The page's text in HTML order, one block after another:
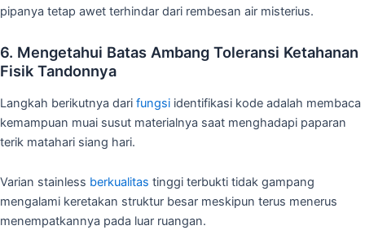
pipanya tetap awet terhindar dari rembesan air misterius.
6. Mengetahui Batas Ambang Toleransi Ketahanan
Fisik Tandonnya
Langkah berikutnya dari fungsi identifikasi kode adalah membaca
kemampuan muai susut materialnya saat menghadapi paparan
terik matahari siang hari.
Varian stainless berkualitas tinggi terbukti tidak gampang
mengalami keretakan struktur besar meskipun terus menerus
menempatkannya pada luar ruangan.